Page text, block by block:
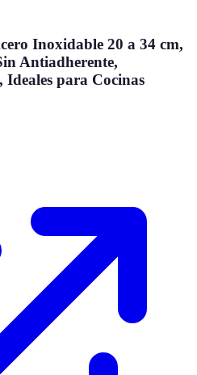
Inoxidable 20 a 34 cm,
Antiadherente,
Ideales para Cocinas